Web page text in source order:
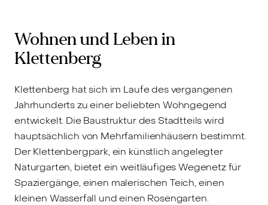
Wohnen und Leben in
Klettenberg
Klettenberg hat sich im Laufe des vergangenen
Jahrhunderts zu einer beliebten Wohngegend
entwickelt. Die Baustruktur des Stadtteils wird
hauptsächlich von Mehrfamilienhäusern bestimmt.
Der Klettenbergpark, ein künstlich angelegter
Naturgarten, bietet ein weitläufiges Wegenetz für
Spaziergänge, einen malerischen Teich, einen
kleinen Wasserfall und einen Rosengarten.